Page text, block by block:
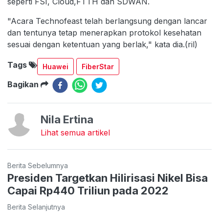
"Acara Technofeast telah berlangsung dengan lancar
dan tentunya tetap menerapkan protokol kesehatan
sesuai dengan ketentuan yang berlak," kata dia.(ril)
Tags Huawei FiberStar
Bagikan
Nila Ertina
Lihat semua artikel
Berita Sebelumnya
Presiden Targetkan Hilirisasi Nikel Bisa
Capai Rp440 Triliun pada 2022
Berita Selanjutnya